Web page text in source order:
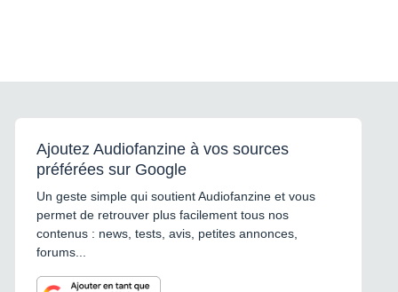
Ajoutez Audiofanzine à vos sources
préférées sur Google
Un geste simple qui soutient Audiofanzine et vous
permet de retrouver plus facilement tous nos
contenus : news, tests, avis, petites annonces,
forums...